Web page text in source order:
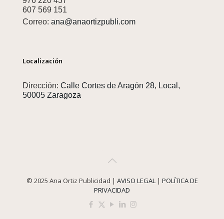
607 569 151
Correo: ana@anaortizpubli.com
Localización
Dirección: Calle Cortes de Aragón 28, Local,
50005 Zaragoza
© 2025 Ana Ortiz Publicidad | AVISO LEGAL | POLÍTICA DE
PRIVACIDAD